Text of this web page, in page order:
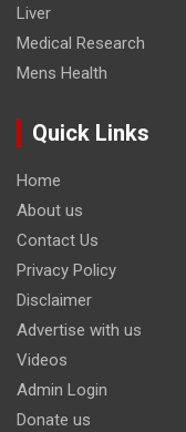
Liver
Medical Research
Mens Health
Quick Links
Home
About us
Contact Us
Privacy Policy
Disclaimer
Advertise with us
Videos
Admin Login
Donate us